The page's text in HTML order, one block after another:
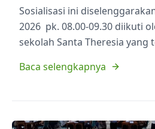
Sosialisasi ini
2026 pk. 08.00-09.30 diikuti
sekolah Santa Theresia yang
Baca selengkapnya